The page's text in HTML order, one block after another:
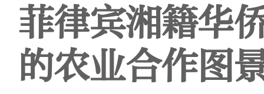
菲律宾湘籍华
的农业合作图